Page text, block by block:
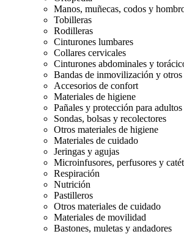
Manos, muñecas, codos y
Tobilleras
Rodilleras
Cinturones lumbares
Collares cervicales
Cinturones abdominales y
Bandas de inmovilización y
Accesorios de confort
Materiales de higiene
Pañales y protección para adultos
Sondas, bolsas y recolectores
Otros materiales de higiene
Materiales de cuidado
Jeringas y agujas
Microinfusores, perfusores y
Respiración
Nutrición
Pastilleros
Otros materiales de cuidado
Materiales de movilidad
Bastones, muletas y andadores